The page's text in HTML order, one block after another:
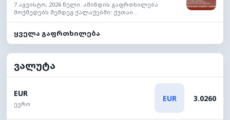
7 აგვისტო, 2026 წელი. ამინდის გაფრთხილება
მოქმედებს შემდეგ ქალაქებში: ქუთაი...
ყველა გაფრთხილება
ვალუტა
EUR
ევრო
EUR 3.0260